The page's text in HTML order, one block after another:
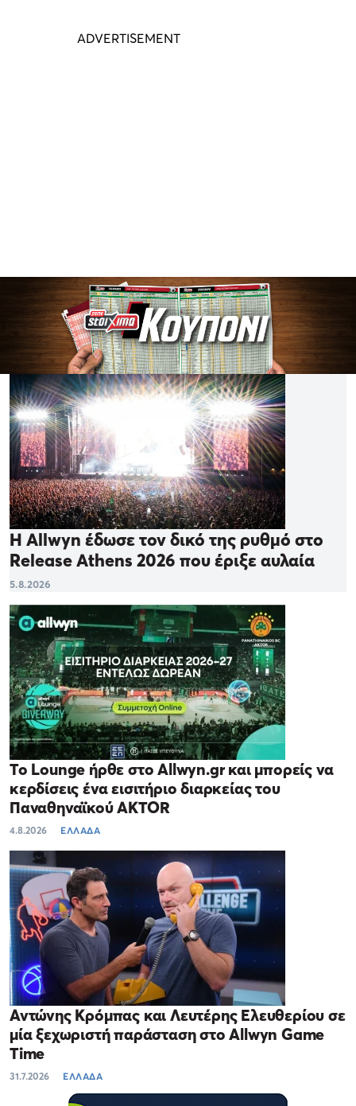
Η Allwyn έδωσε τον δικό της ρυθμό στο
Release Athens 2026 που έριξε αυλαία
5.8.2026
Το Lounge ήρθε στο Allwyn.gr και μπορείς να
κερδίσεις ένα εισιτήριο διαρκείας του
Παναθηναϊκού AKTOR
4.8.2026 ΕΛΛΑΔΑ
Αντώνης Κρόμπας και Λευτέρης Ελευθερίου σε
μία ξεχωριστή παράσταση στο Allwyn Game
Time
31.7.2026 ΕΛΛΑΔΑ